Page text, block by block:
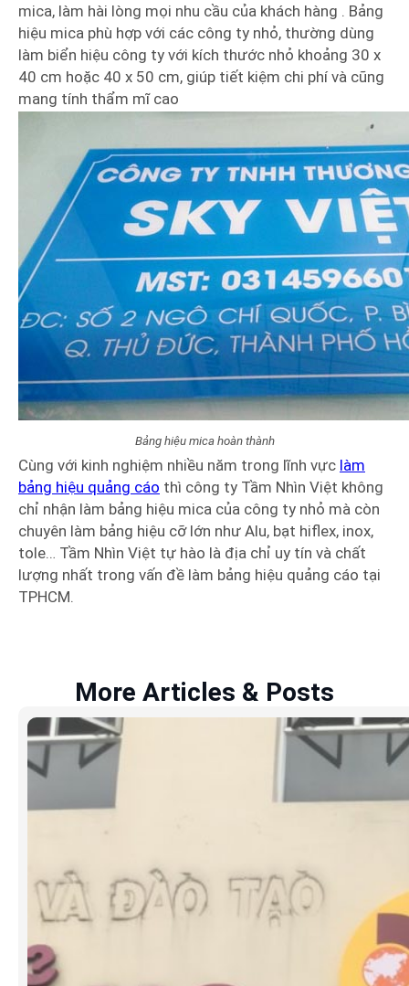
mica, làm hài lòng mọi nhu cầu của khách hàng . Bảng
hiệu mica phù hợp với các công ty nhỏ, thường dùng
làm biển hiệu công ty với kích thước nhỏ khoảng 30 x
40 cm hoặc 40 x 50 cm, giúp tiết kiệm chi phí và cũng
mang tính thẩm mĩ cao
Bảng hiệu mica hoàn thành
Cùng với kinh nghiệm nhiều năm trong lĩnh vực làm
bảng hiệu quảng cáo thì công ty Tầm Nhìn Việt không
chỉ nhận làm bảng hiệu mica của công ty nhỏ mà còn
chuyên làm bảng hiệu cỡ lớn như Alu, bạt hiflex, inox,
tole… Tầm Nhìn Việt tự hào là địa chỉ uy tín và chất
lượng nhất trong vấn đề làm bảng hiệu quảng cáo tại
TPHCM.
More Articles & Posts